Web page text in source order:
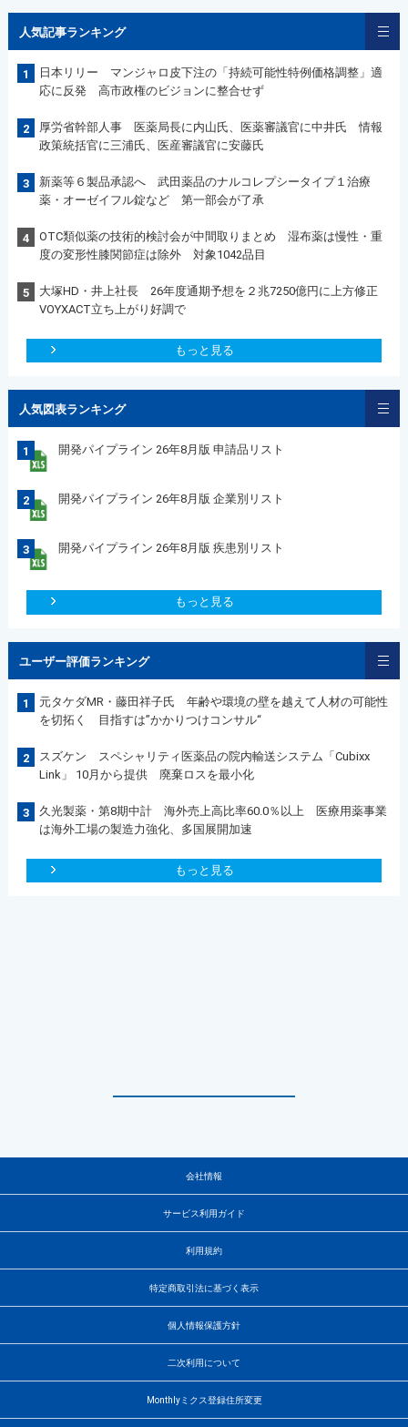
人気記事ランキング
1
日本リリー マンジャロ皮下注の「持続可能性特例価格調整」適
応に反発 高市政権のビジョンに整合せず
2
厚労省幹部人事 医薬局長に内山氏、医薬審議官に中井氏 情報
政策統括官に三浦氏、医産審議官に安藤氏
3
新薬等６製品承認へ 武田薬品のナルコレプシータイプ１治療
薬・オーゼイフル錠など 第一部会が了承
4
OTC類似薬の技術的検討会が中間取りまとめ 湿布薬は慢性・重
度の変形性膝関節症は除外 対象1042品目
5
大塚HD・井上社長 26年度通期予想を２兆7250億円に上方修正
VOYXACT立ち上がり好調で
もっと見る
人気図表ランキング
1 開発パイプライン 26年8月版 申請品リスト
2 開発パイプライン 26年8月版 企業別リスト
3 開発パイプライン 26年8月版 疾患別リスト
もっと見る
ユーザー評価ランキング
1
元タケダMR・藤田祥子氏 年齢や環境の壁を越えて人材の可能性
を切拓く 目指すは”かかりつけコンサル“
2
スズケン スペシャリティ医薬品の院内輸送システム「Cubixx
Link」 10月から提供 廃棄ロスを最小化
3
久光製薬・第8期中計 海外売上高比率60.0％以上 医療用薬事業
は海外工場の製造力強化、多国展開加速
もっと見る
会社情報
サービス利用ガイド
利用規約
特定商取引法に基づく表示
個人情報保護方針
二次利用について
Monthlyミクス登録住所変更